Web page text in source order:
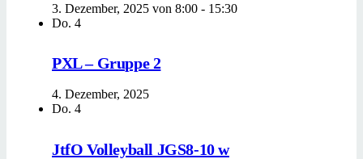
3. Dezember, 2025 von 8:00 - 15:30
Do. 4
PXL – Gruppe 2
4. Dezember, 2025
Do. 4
JtfO Volleyball JGS8-10 w